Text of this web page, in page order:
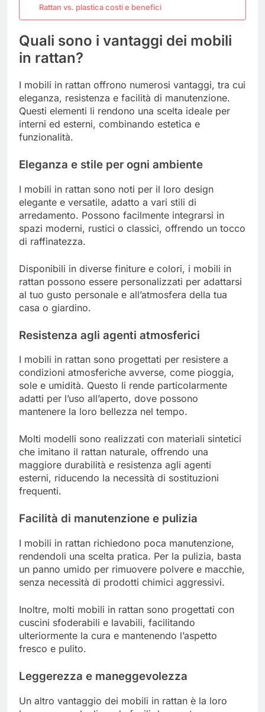
Rattan vs. plastica costi e benefici
Quali sono i vantaggi dei mobili
in rattan?
I mobili in rattan offrono numerosi vantaggi, tra cui
eleganza, resistenza e facilità di manutenzione.
Questi elementi li rendono una scelta ideale per
interni ed esterni, combinando estetica e
funzionalità.
Eleganza e stile per ogni ambiente
I mobili in rattan sono noti per il loro design
elegante e versatile, adatto a vari stili di
arredamento. Possono facilmente integrarsi in
spazi moderni, rustici o classici, offrendo un tocco
di raffinatezza.
Disponibili in diverse finiture e colori, i mobili in
rattan possono essere personalizzati per adattarsi
al tuo gusto personale e all’atmosfera della tua
casa o giardino.
Resistenza agli agenti atmosferici
I mobili in rattan sono progettati per resistere a
condizioni atmosferiche avverse, come pioggia,
sole e umidità. Questo li rende particolarmente
adatti per l’uso all’aperto, dove possono
mantenere la loro bellezza nel tempo.
Molti modelli sono realizzati con materiali sintetici
che imitano il rattan naturale, offrendo una
maggiore durabilità e resistenza agli agenti
esterni, riducendo la necessità di sostituzioni
frequenti.
Facilità di manutenzione e pulizia
I mobili in rattan richiedono poca manutenzione,
rendendoli una scelta pratica. Per la pulizia, basta
un panno umido per rimuovere polvere e macchie,
senza necessità di prodotti chimici aggressivi.
Inoltre, molti mobili in rattan sono progettati con
cuscini sfoderabili e lavabili, facilitando
ulteriormente la cura e mantenendo l’aspetto
fresco e pulito.
Leggerezza e maneggevolezza
Un altro vantaggio dei mobili in rattan è la loro